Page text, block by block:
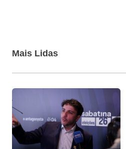
Mais Lidas